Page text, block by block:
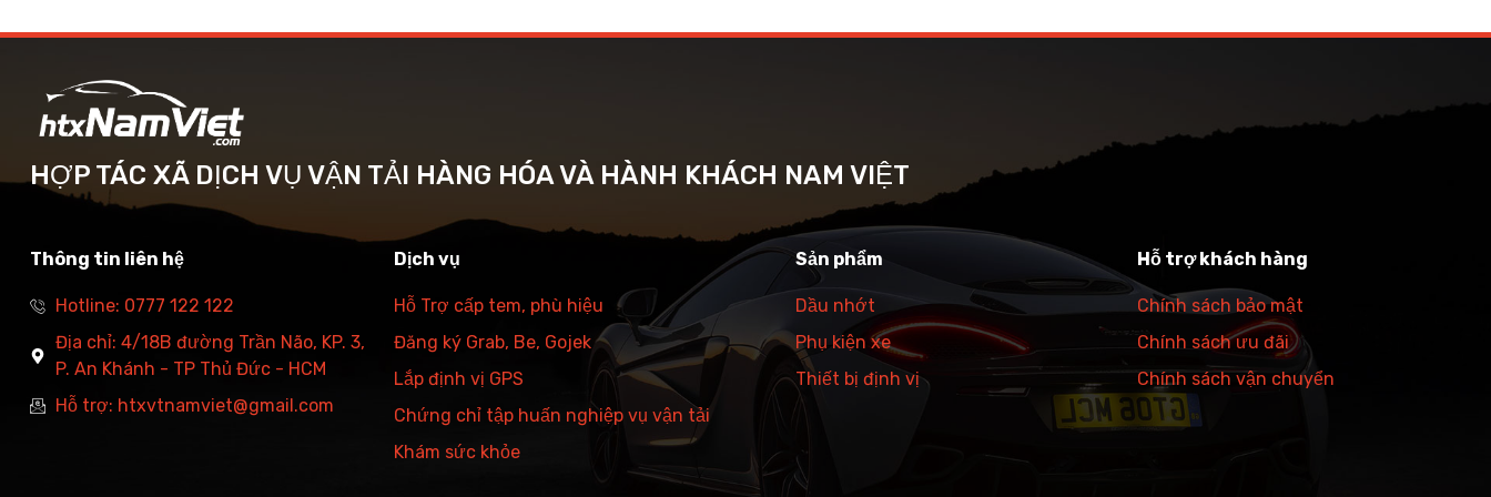
HỢP TÁC XÃ DỊCH VỤ VẬN TẢI HÀNG HÓA VÀ HÀNH KHÁCH NAM VIỆT
Thông tin liên hệ
Hotline: 0777 122 122
Địa chỉ: 4/18B đường Trần Não, KP. 3,
P. An Khánh - TP Thủ Đức - HCM
Hỗ trợ: htxvtnamviet@gmail.com
Dịch vụ
Hỗ Trợ cấp tem, phù hiệu
Đăng ký Grab, Be, Gojek
Lắp định vị GPS
Chứng chỉ tập huấn nghiệp vụ vận tải
Khám sức khỏe
Sản phẩm
Dầu nhớt
Phụ kiện xe
Thiết bị định vị
Hỗ trợ khách hàng
Chính sách bảo mật
Chính sách ưu đãi
Chính sách vận chuyển